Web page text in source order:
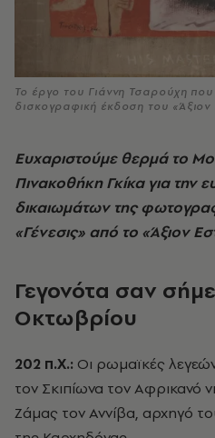
Το έργο του Γιάννη Τσαρούχη
δισκογραφική έκδοση του «Άξιον
Ευχαριστούμε θερμά το
Πινακοθήκη Γκίκα για
δικαιωμάτων της
«Γένεσις» από το «Άξιον
Γεγονότα σαν
Οκτωβρίου
202 π.Χ.: Οι ρωμαϊκές
τον Σκιπίωνα τον Αφρικανό
Ζάμας τον Αννίβα, αρχηγό